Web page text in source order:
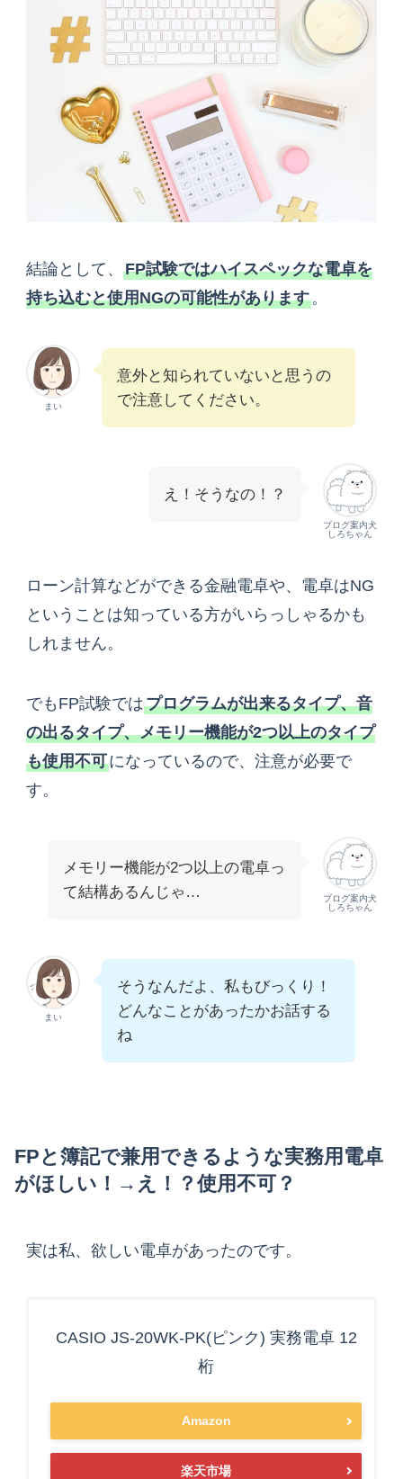
結論として、FP試験ではハイスペックな電卓を
持ち込むと使用NGの可能性があります。
まい
意外と知られていないと思うの
で注意してください。
ブログ案内犬
しろちゃん
え！そうなの！？
ローン計算などができる金融電卓や、電卓はNG
ということは知っている方がいらっしゃるかも
しれません。
でもFP試験ではプログラムが出来るタイプ、音
の出るタイプ、メモリー機能が2つ以上のタイプ
も使用不可になっているので、注意が必要で
す。
ブログ案内犬
しろちゃん
メモリー機能が2つ以上の電卓っ
て結構あるんじゃ…
まい
そうなんだよ、私もびっくり！
どんなことがあったかお話する
ね
FPと簿記で兼用できるような実務用電卓
がほしい！→え！？使用不可？
実は私、欲しい電卓があったのです。
CASIO JS-20WK-PK(ピンク) 実務電卓 12
桁
Amazon
楽天市場